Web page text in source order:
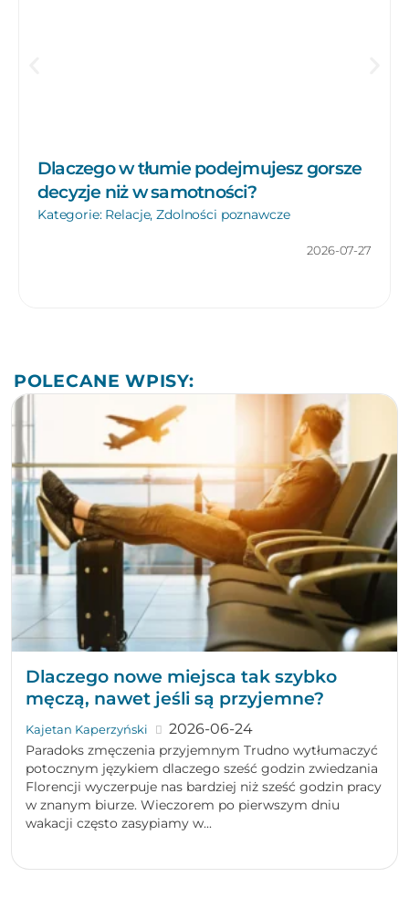
Dlaczego w tłumie podejmujesz gorsze
decyzje niż w samotności?
Kategorie: Relacje,Zdolności poznawcze
2026-07-27
POLECANE WPISY:
Dlaczego nowe miejsca tak szybko
męczą, nawet jeśli są przyjemne?
Kajetan Kaperzyński 2026-06-24
Paradoks zmęczenia przyjemnym Trudno wytłumaczyć
potocznym językiem dlaczego sześć godzin zwiedzania
Florencji wyczerpuje nas bardziej niż sześć godzin pracy
w znanym biurze. Wieczorem po pierwszym dniu
wakacji często zasypiamy w...